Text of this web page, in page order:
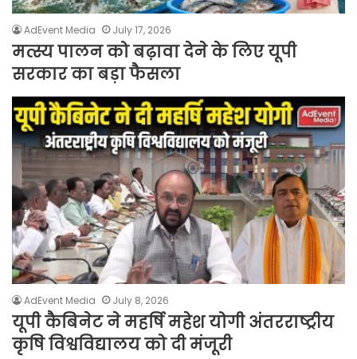
AdEvent Media July 17, 2026
मत्स्य पालन को बढ़ावा देने के लिए यूपी
सरकार का बड़ा फैसला
AdEvent Media July 8, 2026
यूपी कैबिनेट ने महर्षि महेश योगी अंतरराष्ट्रीय
कृषि विश्वविद्यालय को दी मंजूरी